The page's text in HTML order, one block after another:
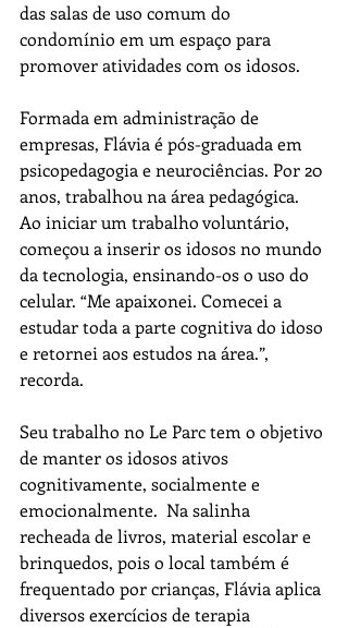
das salas de uso comum do
condomínio em um espaço para
promover atividades com os idosos.
Formada em administração de
empresas, Flávia é pós-graduada em
psicopedagogia e neurociências. Por 20
anos, trabalhou na área pedagógica.
Ao iniciar um trabalho voluntário,
começou a inserir os idosos no mundo
da tecnologia, ensinando-os o uso do
celular. “Me apaixonei. Comecei a
estudar toda a parte cognitiva do idoso
e retornei aos estudos na área.”,
recorda.
Seu trabalho no Le Parc tem o objetivo
de manter os idosos ativos
cognitivamente, socialmente e
emocionalmente.  Na salinha
recheada de livros, material escolar e
brinquedos, pois o local também é
frequentado por crianças, Flávia aplica
diversos exercícios de terapia